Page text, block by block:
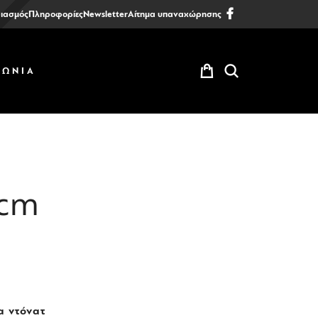
ΠληροφορίεςNewsletterΑίτημα υπαναχώρησης
ντόνατ